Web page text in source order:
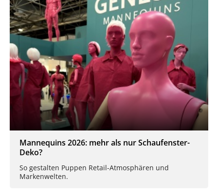
Mannequins 2026: mehr als nur Schaufenster-
Deko?
So gestalten Puppen Retail-Atmosphären und
Markenwelten.